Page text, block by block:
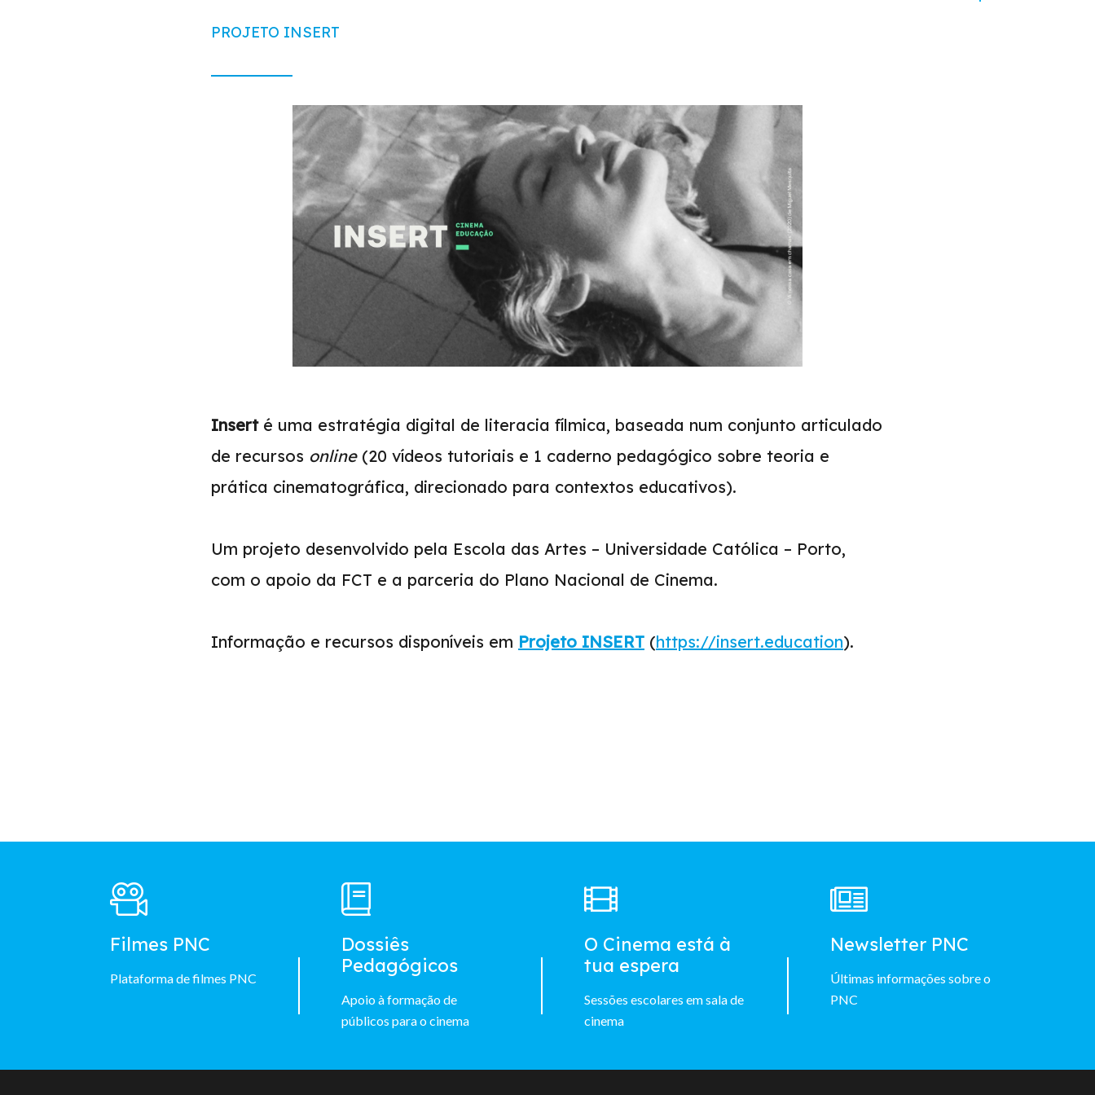
PROJETO INSERT
Insert é uma estratégia digital de literacia fílmica, baseada num conjunto articulado
de recursos online (20 vídeos tutoriais e 1 caderno pedagógico sobre teoria e
prática cinematográfica, direcionado para contextos educativos).
Um projeto desenvolvido pela Escola das Artes – Universidade Católica – Porto,
com o apoio da FCT e a parceria do Plano Nacional de Cinema.
Informação e recursos disponíveis em Projeto INSERT (https://insert.education).
Footer
Main
Menu
Filmes PNC
Plataforma de filmes PNC
Dossiês
Pedagógicos
Apoio à formação de
públicos para o cinema
O Cinema está à
tua espera
Sessões escolares em sala de
cinema
Newsletter PNC
Últimas informações sobre o
PNC